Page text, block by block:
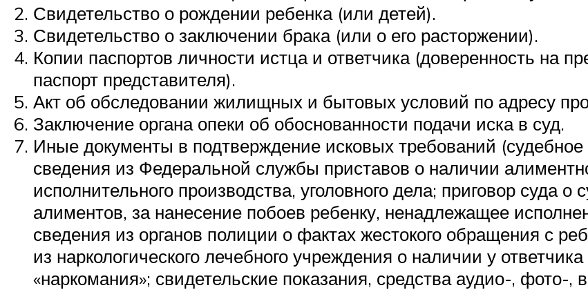
Свидетельство о рождении ребенка (или детей).
Свидетельство о заключении брака (или о его расторжении).
Копии паспортов личности истца и ответчика (доверенность на
паспорт представителя).
Акт об обследовании жилищных и бытовых условий по адресу
Заключение органа опеки об обоснованности подачи иска в суд.
Иные документы в подтверждение исковых требований
сведения из Федеральной службы приставов о наличии
исполнительного производства, уголовного дела; приговор суда
алиментов, за нанесение побоев ребенку, ненадлежащее
сведения из органов полиции о фактах жестокого обращения с
из наркологического лечебного учреждения о наличии у
«наркомания»; свидетельские показания, средства аудио-, фото-,